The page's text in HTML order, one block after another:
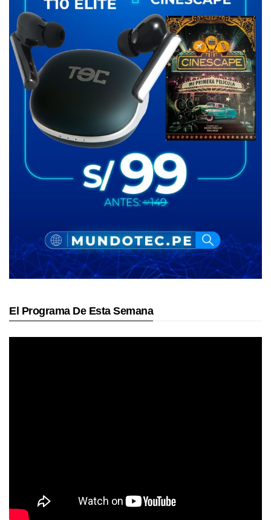
El Programa De Esta Semana